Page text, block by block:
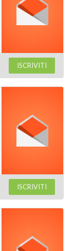
ISCRIVITI
ISCRIVITI